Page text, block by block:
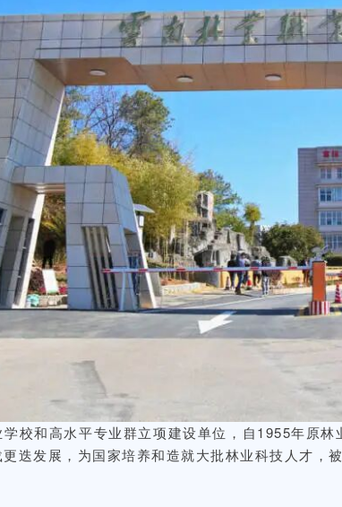
校和高水平专业群立项建设单位，自1955年原
迭发展，为国家培养和造就大批林业科技人才，被